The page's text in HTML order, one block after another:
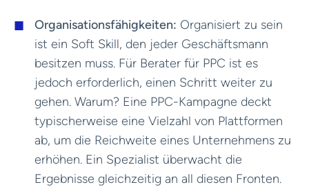
Organisationsfähigkeiten: Organisiert zu sein
ist ein Soft Skill, den jeder Geschäftsmann
besitzen muss. Für Berater für PPC ist es
jedoch erforderlich, einen Schritt weiter zu
gehen. Warum? Eine PPC-Kampagne deckt
typischerweise eine Vielzahl von Plattformen
ab, um die Reichweite eines Unternehmens zu
erhöhen. Ein Spezialist überwacht die
Ergebnisse gleichzeitig an all diesen Fronten.